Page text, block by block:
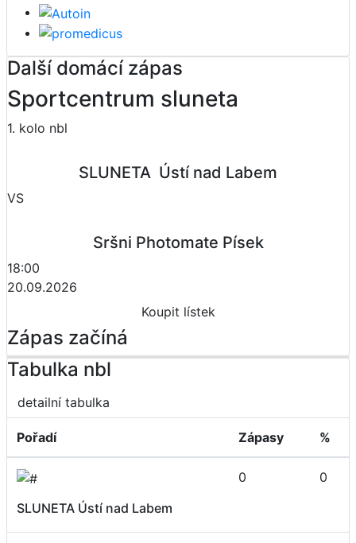
Další domácí zápas
Sportcentrum sluneta
1. kolo nbl
SLUNETA  Ústí nad Labem
VS
Sršni Photomate Písek
18:00
20.09.2026
Koupit lístek
Zápas začíná
Tabulka nbl
detailní tabulka
Pořadí Zápasy %
SLUNETA Ústí nad Labem
0 0